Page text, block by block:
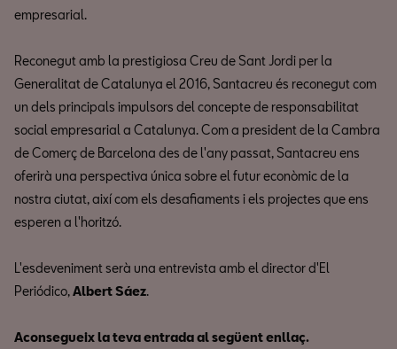
empresarial.
Reconegut amb la prestigiosa Creu de Sant Jordi per la
Generalitat de Catalunya el 2016, Santacreu és reconegut com
un dels principals impulsors del concepte de responsabilitat
social empresarial a Catalunya. Com a president de la Cambra
de Comerç de Barcelona des de l'any passat, Santacreu ens
oferirà una perspectiva única sobre el futur econòmic de la
nostra ciutat, així com els desafiaments i els projectes que ens
esperen a l'horitzó.
L'esdeveniment serà una entrevista amb el director d'El
Periódico,Albert Sáez.
Aconsegueix la teva entrada al següent enllaç.